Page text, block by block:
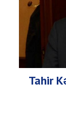
Tahir